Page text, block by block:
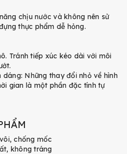
chịu nước và không nên sử
thực phẩm dễ hỏng.
Tránh tiếp xúc kéo dài với môi
Những thay đổi nhỏ về hình
gian là một phần đặc tính tự
chống mốc
không tráng